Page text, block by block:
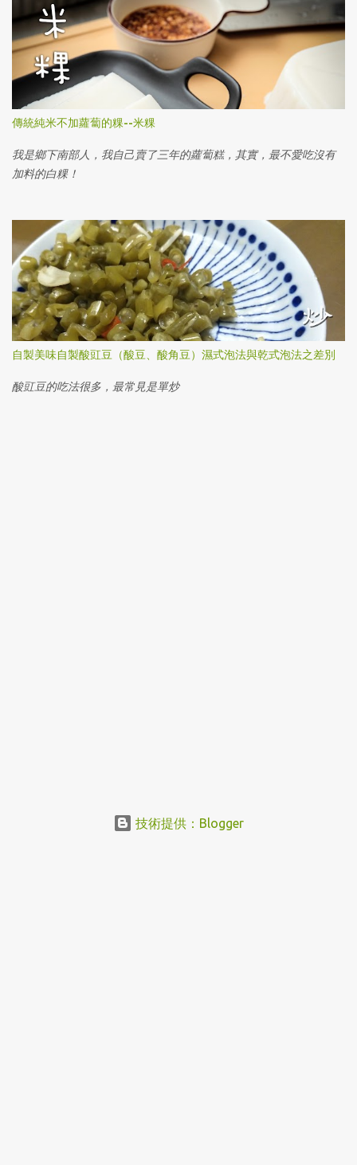
傳統純米不加蘿蔔的粿--米粿
我是鄉下南部人，我自己賣了三年的蘿蔔糕，其實，最不愛吃沒有
加料的白粿！
自製美味自製酸豇豆（酸豆、酸角豆）濕式泡法與乾式泡法之差別
酸豇豆的吃法很多，最常見是單炒
技術提供：Blogger